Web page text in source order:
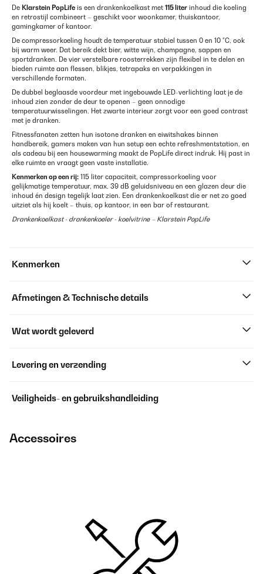
De Klarstein PopLife is een drankenkoelkast met 115 liter inhoud die koeling
en retrostijl combineert – geschikt voor woonkamer, thuiskantoor,
gamingkamer of kantoor.
De compressorkоeling houdt de temperatuur stabiel tussen 0 en 10 °C, ook
bij warm weer. Dat bereik dekt bier, witte wijn, champagne, sappen en
sportdranken. De vier verstelbare roosterrekken zijn flexibel in te delen en
bieden ruimte aan flessen, blikjes, tetrapaks en verpakkingen in
verschillende formaten.
De dubbel beglaasde voordeur met ingebouwde LED-verlichting laat je de
inhoud zien zonder de deur te openen – geen onnodige
temperatuurwisselingen. Het zwarte interieur zorgt voor een goed contrast
met je dranken.
Fitnessfanaten zetten hun isotone dranken en eiwitshakes binnen
handbereik, gamers maken van hun setup een echte refreshmentstation, en
als cadeau bij een housewarming maakt de PopLife direct indruk. Hij past in
elke ruimte en vraagt geen vaste installatie.
Kenmerken op een rij: 115 liter capaciteit, compressorkоeling voor
gelijkmatige temperatuur, max. 39 dB geluidsniveau en een glazen deur die
inhoud én design tegelijk laat zien. Een drankenkoelkast die er net zo goed
uitziet als hij koelt – thuis, op kantoor, in een bar of restaurant.
Drankenkoelkast · drankenkoeler · koelvitrine – Klarstein PopLife
Kenmerken
Afmetingen & Technische details
Wat wordt geleverd
Levering en verzending
Veiligheids- en gebruikshandleiding
Accessoires